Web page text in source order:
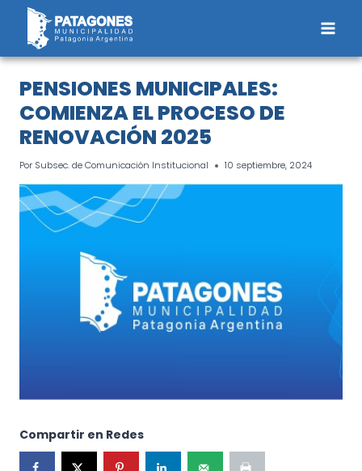
Saltar
contenido
PENSIONES MUNICIPALES:
COMIENZA EL PROCESO DE
RENOVACIÓN 2025
Por Subsec. de Comunicación Institucional 10 septiembre, 2024
Compartir en Redes